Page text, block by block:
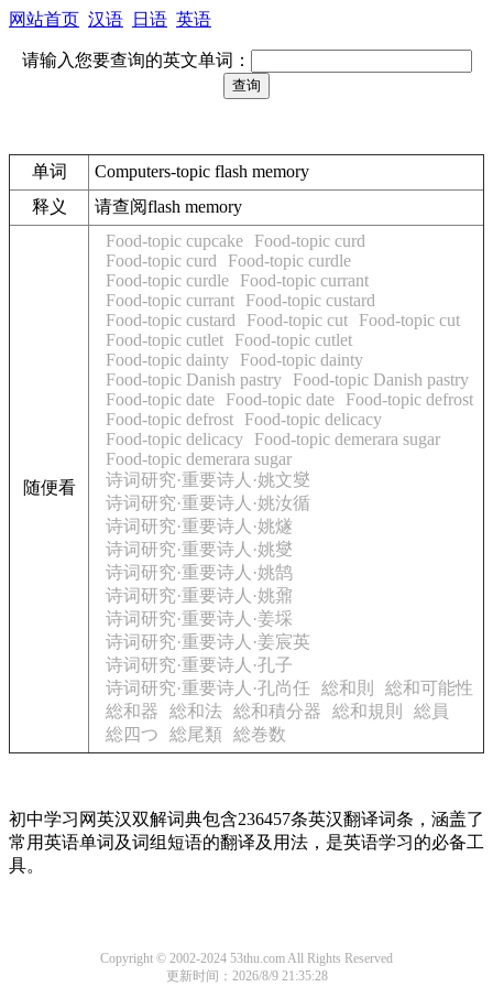
网站首页 汉语 日语 英语
请输入您要查询的英文单词：
单词
Computers-topic flash memory
释义
请查阅flash memory
随便看
Food-topic cupcake
Food-topic curd
Food-topic curd
Food-topic curdle
Food-topic curdle
Food-topic currant
Food-topic currant
Food-topic custard
Food-topic custard
Food-topic cut
Food-topic cut
Food-topic cutlet
Food-topic cutlet
Food-topic dainty
Food-topic dainty
Food-topic Danish pastry
Food-topic Danish pastry
Food-topic date
Food-topic date
Food-topic defrost
Food-topic defrost
Food-topic delicacy
Food-topic delicacy
Food-topic demerara sugar
Food-topic demerara sugar
诗词研究·重要诗人·姚文燮
诗词研究·重要诗人·姚汝循
诗词研究·重要诗人·姚燧
诗词研究·重要诗人·姚燮
诗词研究·重要诗人·姚鹄
诗词研究·重要诗人·姚鼐
诗词研究·重要诗人·姜埰
诗词研究·重要诗人·姜宸英
诗词研究·重要诗人·孔子
诗词研究·重要诗人·孔尚任 総和則
総和可能性
総和器
総和法 総和積分器 総和規則
総員
総四つ
総尾類 総巻数
初中学习网英汉双解词典包含236457条英汉翻译词条，涵盖了
常用英语单词及词组短语的翻译及用法，是英语学习的必备工
具。
Copyright © 2002-2024 53thu.com All Rights Reserved
更新时间：2026/8/9 21:35:28